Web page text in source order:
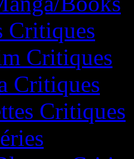
Critiques
Critiques
Critiques
Critiques